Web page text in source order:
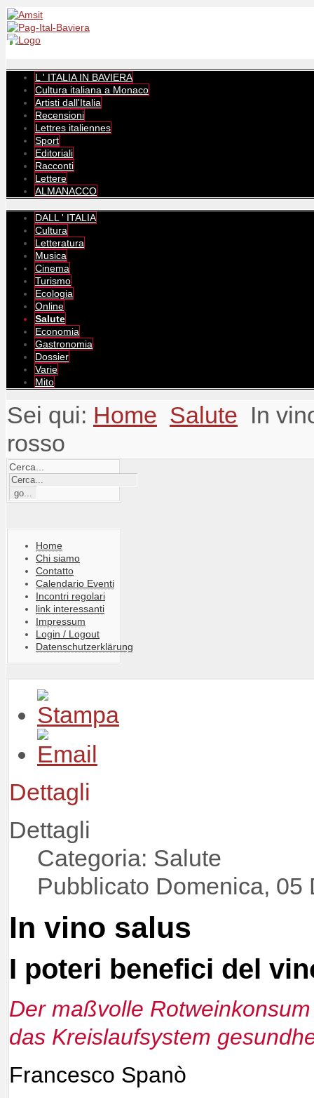
L ' ITALIA IN BAVIERA
Cultura italiana a Monaco
Artisti dall'Italia
Recensioni
Lettres italiennes
Sport
Editoriali
Racconti
Lettere
ALMANACCO
DALL ' ITALIA
Cultura
Letteratura
Musica
Cinema
Turismo
Ecologia
Online
Salute
Economia
Gastronomia
Dossier
Varie
Mito
Sei qui: Home Salute In
rosso
Cerca...
Home
Chi siamo
Contatto
Calendario Eventi
Incontri regolari
link interessanti
Impressum
Login / Logout
Datenschutzerklärung
Dettagli
Dettagli
Categoria: Salute
Pubblicato Domenica, 05
In vino salus
I poteri benefici del
Der maßvolle
das Kreislaufsystem
Francesco Spanò